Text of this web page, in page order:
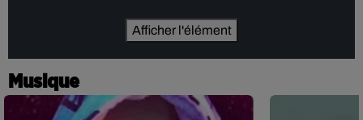
Afficher l'élément
Musique